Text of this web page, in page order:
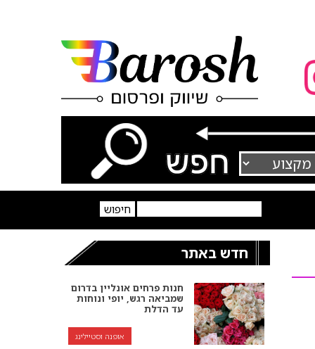
חדש באתר
חנות פרחים אונליין בדרום
שמביאה רגש, יופי ונוחות
עד הדלת
אופנה וסטיילינג